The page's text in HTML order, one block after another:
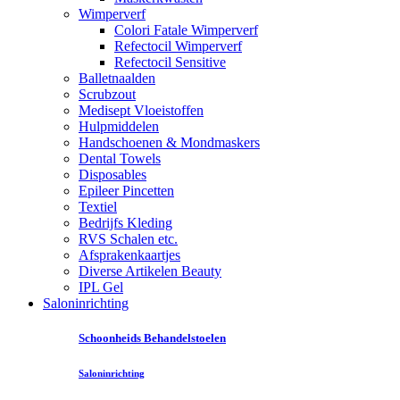
Wimperverf
Colori Fatale Wimperverf
Refectocil Wimperverf
Refectocil Sensitive
Balletnaalden
Scrubzout
Medisept Vloeistoffen
Hulpmiddelen
Handschoenen & Mondmaskers
Dental Towels
Disposables
Epileer Pincetten
Textiel
Bedrijfs Kleding
RVS Schalen etc.
Afsprakenkaartjes
Diverse Artikelen Beauty
IPL Gel
Saloninrichting
Schoonheids Behandelstoelen
Saloninrichting